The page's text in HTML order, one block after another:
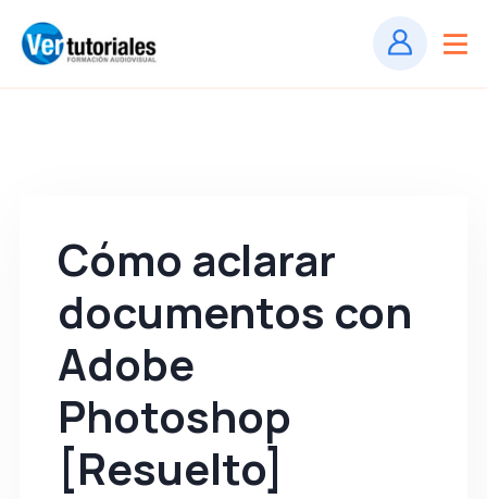
Cómo aclarar
documentos con
Adobe
Photoshop
[Resuelto]